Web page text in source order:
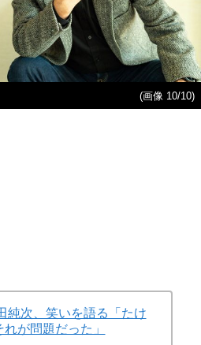
(画像 10/10)
純次、笑いを語る「たけ
が問題だった」